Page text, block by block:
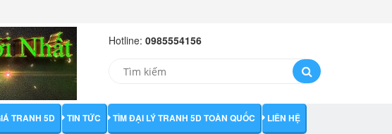
Hotline: 0985554156
TRANH 5D TIN TỨC TÌM ĐẠI LÝ TRANH 5D TOÀN QUỐC LIÊN HỆ